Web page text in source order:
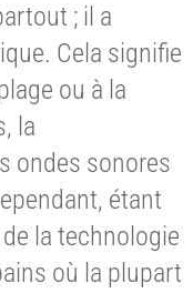
; il a
Cela signifie
ou à la
la
ondes sonores
étant
la technologie
où la plupart